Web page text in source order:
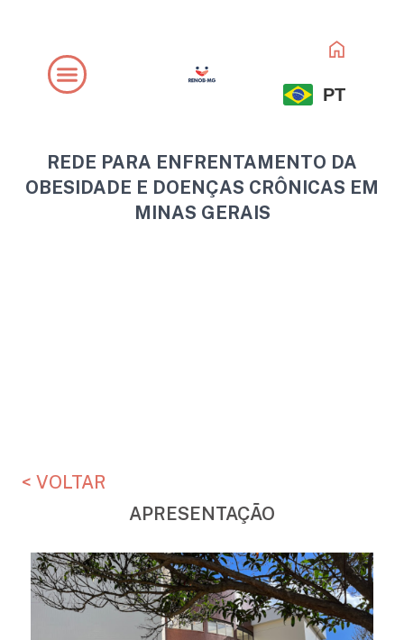
conteúdo
PT
REDE PARA ENFRENTAMENTO DA
OBESIDADE E DOENÇAS CRÔNICAS EM
MINAS GERAIS
< VOLTAR
APRESENTAÇÃO